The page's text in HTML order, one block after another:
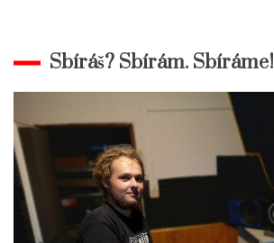
Sbíráš? Sbírám. Sbíráme!